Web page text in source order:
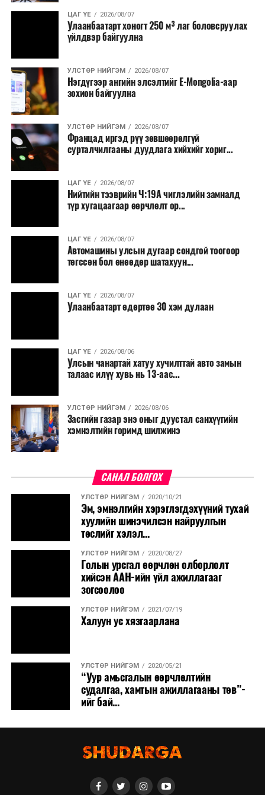
Зайлшгүй шаардлагагүй тоног төхөөрөмж,
тавилга, автомашин худалдан авах;
Батлан хамгаалах, хууль зүйн салбараас бусад
Хуулиар заавал мэдээлэхээс бусад кино,
контент, хэвлэлийн зардал;
Заавал олгохоос бусад тэтгэмж, урамшуулал.
Санхүүгийн хэмнэлтийн горимыг 2026 оны
арванхоёрдугаар сарын 31 хүртэл мөрдөнө. Харин
эрүүл мэндийн салбар уг хэмнэлтийн горимд
хамрагдахгүй бөгөөд цэцэрлэг, сургуулийн хүүхдийн
эрт илрүүлэг, вакцинжуулалт, томуу, томуу төст
өвчний эсрэг арга хэмжээ зэрэг зайлшгүй
үргэлжилнэ гэж Ерөнхий сайд Н.Учрал онцоллоо.
Мөн бүх шатны төсвийн ерөнхийлөн захирагч нарт
салбар бүрдээ урсгал зардлыг 20 хувиар бууруулах,
нөхөн томилгоо хийхгүй байх, аялал, амралт, зугаалга,
хамт олны урлаг, спортын арга хэмжээг зохион
байгуулахгүй байх, төрийн албанд шинэ орон тоо бий
сургалтыг цахим хэлбэрт шилжүүлэх, төрийн албан
хаагчдыг зарим өдрүүдэд цахимаар ажиллуулах арга
хэмжээг үргэлжлүүлэхийг үүрэг болголоо.
Төсвийн сахилга бат сайжирч, эдийн засгийн нөхцөл
байдал хэвийн болсон тохиолдолд эдгээр
хязгаарлалтыг үе шаттайгаар сулруулах юм.
ЦАГ ҮЕ 2026/08/07
Улаанбаатарт хоногт 250 м³ лаг боловсруулах
үйлдвэр байгуулна
УЛСТӨР НИЙГЭМ 2026/08/07
Нэгдүгээр ангийн элсэлтийг E-Mongolia-аар
зохион байгуулна
УЛСТӨР НИЙГЭМ 2026/08/07
Францад иргэд рүү зөвшөөрөлгүй
сурталчилгааны дуудлага хийхийг хориг...
ЦАГ ҮЕ 2026/08/07
Нийтийн тээврийн Ч:19А чиглэлийн замналд
түр хугацаагаар өөрчлөлт ор...
ЦАГ ҮЕ 2026/08/07
Автомашины улсын дугаар сондгой тоогоор
төгссөн бол өнөөдөр шатахуун...
ЦАГ ҮЕ 2026/08/07
Улаанбаатарт өдөртөө 30 хэм дулаан
ЦАГ ҮЕ 2026/08/06
Улсын чанартай хатуу хучилттай авто замын
талаас илүү хувь нь 13-аас...
УЛСТӨР НИЙГЭМ 2026/08/06
Засгийн газар энэ оныг дуустал санхүүгийн
хэмнэлтийн горимд шилжинэ
САНАЛ БОЛГОХ
УЛСТӨР НИЙГЭМ 2020/10/21
Эм, эмнэлгийн хэрэглэгдэхүүний тухай
хуулийн шинэчилсэн найруулгын
төслийг хэлэл...
УЛСТӨР НИЙГЭМ 2020/08/27
Голын урсгал өөрчлөн олборлолт
хийсэн ААН-ийн үйл ажиллагааг
зогсоолоо
УЛСТӨР НИЙГЭМ 2021/07/19
Халуун ус хязгаарлана
УЛСТӨР НИЙГЭМ 2020/05/21
“Уур амьсгалын өөрчлөлтийн
судалгаа, хамтын ажиллагааны төв”-
ийг бай...